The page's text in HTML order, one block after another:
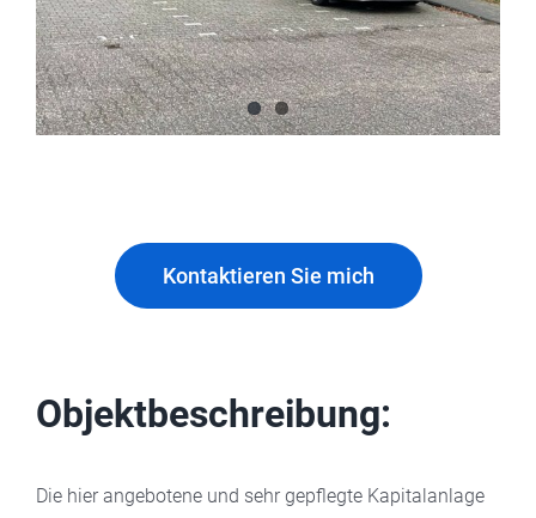
Kontaktieren Sie mich
Objektbeschreibung:
Die hier angebotene und sehr gepflegte Kapitalanlage